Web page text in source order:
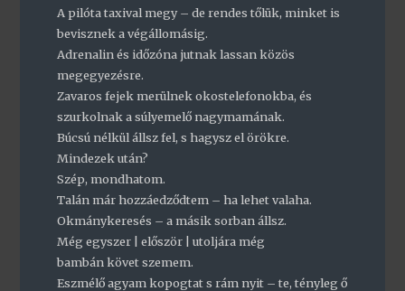
A pilóta taxival megy – de rendes tőlük, minket is
bevisznek a végállomásig.
Adrenalin és időzóna jutnak lassan közös
megegyezésre.
Zavaros fejek merülnek okostelefonokba, és
szurkolnak a súlyemelő nagymamának.
Búcsú nélkül állsz fel, s hagysz el örökre.
Mindezek után?
Szép, mondhatom.
Talán már hozzáedződtem – ha lehet valaha.
Okmánykeresés – a másik sorban állsz.
Még egyszer | először | utoljára még
bambán követ szemem.
Eszmélő agyam kopogtat s rám nyit – te, tényleg ő